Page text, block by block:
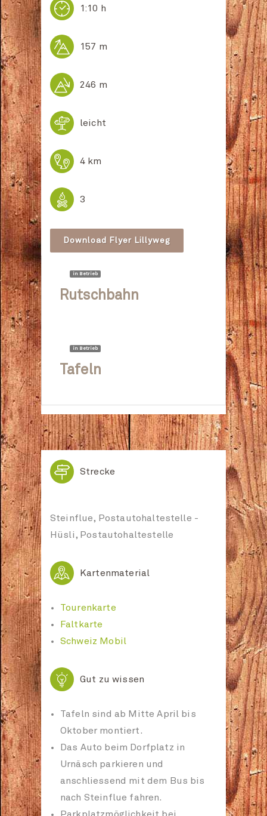
 1:10 h
 157 m
 246 m
 leicht
 4 km
 3
Download Flyer Lillyweg
in Betrieb
Rutschbahn
in Betrieb
Tafeln
 Strecke
Steinflue, Postautohaltestelle -
Hüsli, Postautohaltestelle
P Kartenmaterial
Tourenkarte
Faltkarte
Schweiz Mobil
 Gut zu wissen
Tafeln sind ab Mitte April bis
Oktober montiert.
Das Auto beim Dorfplatz in
Urnäsch parkieren und
anschliessend mit dem Bus bis
nach Steinflue fahren.
Parkplatzmöglichkeit bei